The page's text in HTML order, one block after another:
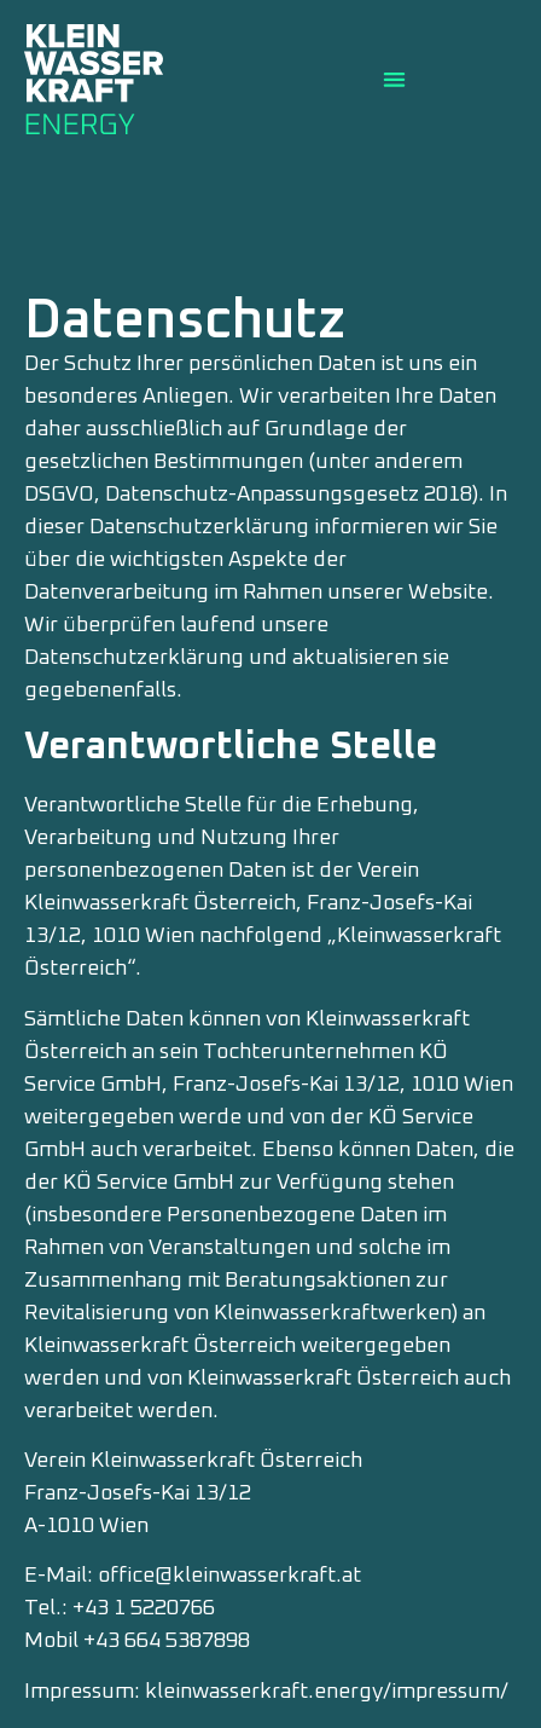
Datenschutz
Der Schutz Ihrer persönlichen Daten ist uns ein
besonderes Anliegen. Wir verarbeiten Ihre Daten
daher ausschließlich auf Grundlage der
gesetzlichen Bestimmungen (unter anderem
DSGVO, Datenschutz-Anpassungsgesetz 2018). In
dieser Datenschutzerklärung informieren wir Sie
über die wichtigsten Aspekte der
Datenverarbeitung im Rahmen unserer Website.
Wir überprüfen laufend unsere
Datenschutzerklärung und aktualisieren sie
gegebenenfalls.
Verantwortliche Stelle
Verantwortliche Stelle für die Erhebung,
Verarbeitung und Nutzung Ihrer
personenbezogenen Daten ist der Verein
Kleinwasserkraft Österreich, Franz-Josefs-Kai
13/12, 1010 Wien nachfolgend „Kleinwasserkraft
Österreich“.
Sämtliche Daten können von Kleinwasserkraft
Österreich an sein Tochterunternehmen KÖ
Service GmbH, Franz-Josefs-Kai 13/12, 1010 Wien
weitergegeben werde und von der KÖ Service
GmbH auch verarbeitet. Ebenso können Daten, die
der KÖ Service GmbH zur Verfügung stehen
(insbesondere Personenbezogene Daten im
Rahmen von Veranstaltungen und solche im
Zusammenhang mit Beratungsaktionen zur
Revitalisierung von Kleinwasserkraftwerken) an
Kleinwasserkraft Österreich weitergegeben
werden und von Kleinwasserkraft Österreich auch
verarbeitet werden.
Verein Kleinwasserkraft Österreich
Franz-Josefs-Kai 13/12
A-1010 Wien
E-Mail: office@kleinwasserkraft.at
Tel.: +43 1 5220766
Mobil +43 664 5387898
Impressum: kleinwasserkraft.energy/impressum/